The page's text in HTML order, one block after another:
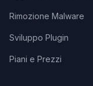
Rimozione Malware
Sviluppo Plugin
Piani e Prezzi